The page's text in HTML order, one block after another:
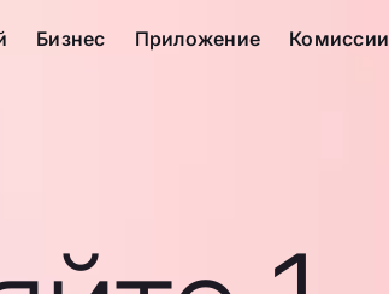
Бизнес Приложение Комиссии